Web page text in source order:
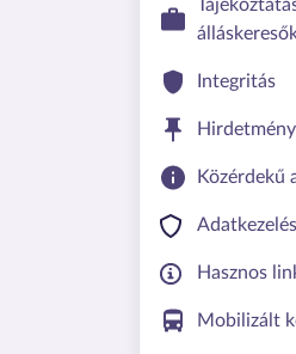
Integritás
Közérdekű
Hasznos
Mobilizált